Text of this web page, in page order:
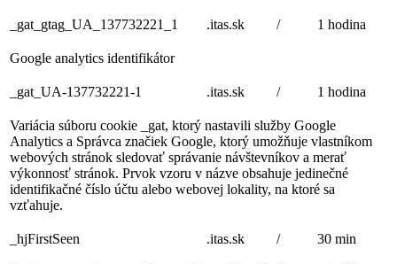
_gat_gtag_UA_137732221_1 .itas.sk / 1 hodina
Google analytics identifikátor
_gat_UA-137732221-1 .itas.sk / 1 hodina
Variácia súboru cookie _gat, ktorý nastavili služby Google
Analytics a Správca značiek Google, ktorý umožňuje vlastníkom
webových stránok sledovať správanie návštevníkov a merať
výkonnosť stránok. Prvok vzoru v názve obsahuje jedinečné
identifikačné číslo účtu alebo webovej lokality, na ktoré sa
vzťahuje.
_hjFirstSeen .itas.sk / 30 min